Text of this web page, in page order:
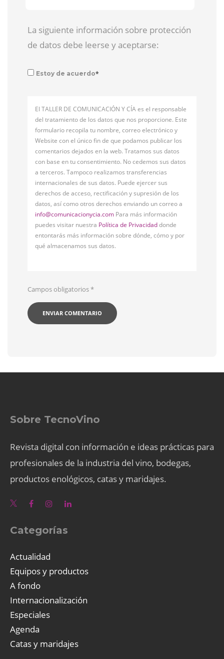
La siguiente información sobre protección
de datos debe leerse y aceptarse:
Estoy de acuerdo*
El TALLER DE COMUNICACIÓN Y CÍA es el responsable
del tratamiento de los datos que nos proporcione. Este
formulario recopila tu nombre, correo electrónico y
Website con el único fin de que podamos publicar los
comentarios dejados en la web. Tratamos sus datos
con base en tu consentimiento. No cedemos sus datos
a terceros. Tampoco realizamos transferencias
internacionales de sus datos. Puede ejercer sus
derechos de acceso, rectificación y supresión de los
datos, así como otros derechos enviando un correo a
info@comunicacionycia.com Para más información
puedes visitar nuestra Política de Privacidaddonde
entontarás más información sobre dónde, cómo y por
qué almacenamos sus datos.
Campos obligatorios*
Sobre TecnoVino
Revista digital con información e ideas prácticas para
profesionales de la industria del vino, bodegas,
productos enológicos, catas y maridajes.
Categorías
Actualidad
Equipos y productos
A fondo
Internacionalización
Especiales
Agenda
Catas y maridajes